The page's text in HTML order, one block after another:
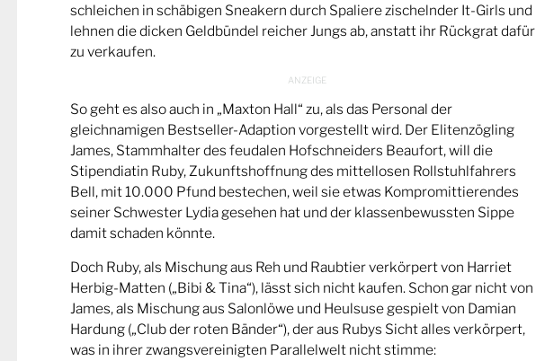
schleichen in schäbigen Sneakern durch Spaliere zischelnder It-Girls und
lehnen die dicken Geldbündel reicher Jungs ab, anstatt ihr Rückgrat dafür
zu verkaufen.
So geht es also auch in „Maxton Hall“ zu, als das Personal der
gleichnamigen Bestseller-Adaption vorgestellt wird. Der Elitenzögling
James, Stammhalter des feudalen Hofschneiders Beaufort, will die
Stipendiatin Ruby, Zukunftshoffnung des mittellosen Rollstuhlfahrers
Bell, mit 10.000 Pfund bestechen, weil sie etwas Kompromittierendes
seiner Schwester Lydia gesehen hat und der klassenbewussten Sippe
damit schaden könnte.
Doch Ruby, als Mischung aus Reh und Raubtier verkörpert von Harriet
Herbig-Matten („Bibi & Tina“), lässt sich nicht kaufen. Schon gar nicht von
James, als Mischung aus Salonlöwe und Heulsuse gespielt von Damian
Hardung („Club der roten Bänder“), der aus Rubys Sicht alles verkörpert,
was in ihrer zwangsvereinigten Parallelwelt nicht stimme: